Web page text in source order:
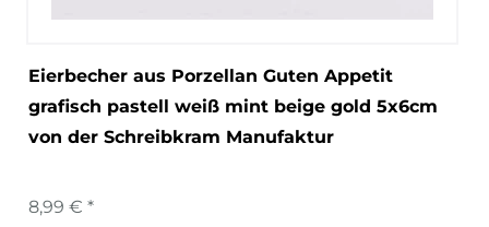
Eierbecher aus Porzellan Guten Appetit
grafisch pastell weiß mint beige gold 5x6cm
von der Schreibkram Manufaktur
8,99 € *